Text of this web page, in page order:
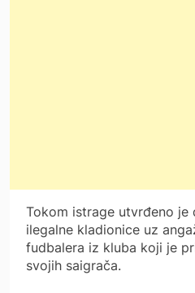
Tokom istrage utvrđeno je
ilegalne kladionice uz
fudbalera iz kluba koji je
svojih saigrača.